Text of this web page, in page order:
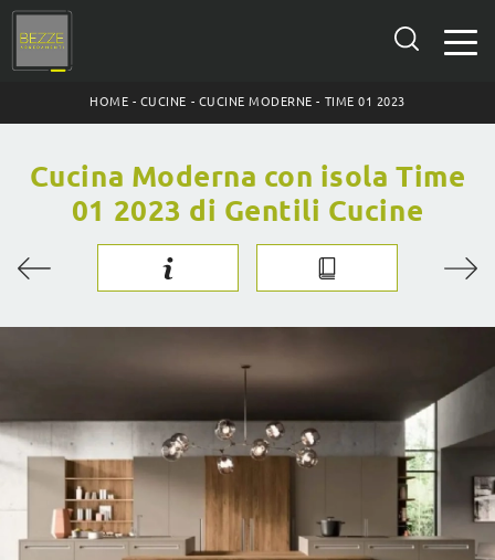
HOME - CUCINE - CUCINE MODERNE - TIME 01 2023
Cucina Moderna con isola Time
01 2023 di Gentili Cucine